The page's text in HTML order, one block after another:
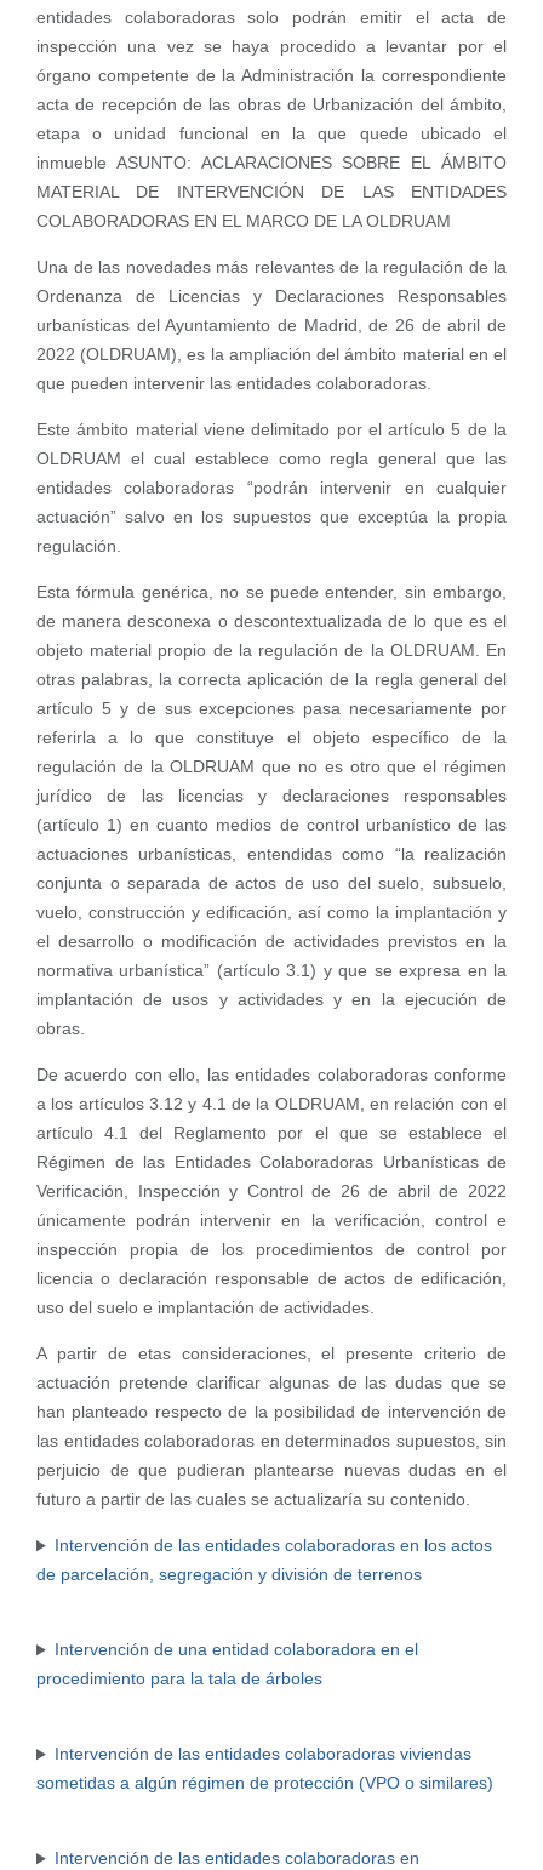
entidades colaboradoras solo podrán emitir el acta de
inspección una vez se haya procedido a levantar por el
órgano competente de la Administración la correspondiente
acta de recepción de las obras de Urbanización del ámbito,
etapa o unidad funcional en la que quede ubicado el
inmueble ASUNTO: ACLARACIONES SOBRE EL ÁMBITO
MATERIAL DE INTERVENCIÓN DE LAS ENTIDADES
COLABORADORAS EN EL MARCO DE LA OLDRUAM
Una de las novedades más relevantes de la regulación de la
Ordenanza de Licencias y Declaraciones Responsables
urbanísticas del Ayuntamiento de Madrid, de 26 de abril de
2022 (OLDRUAM), es la ampliación del ámbito material en el
que pueden intervenir las entidades colaboradoras.
Este ámbito material viene delimitado por el artículo 5 de la
OLDRUAM el cual establece como regla general que las
entidades colaboradoras “podrán intervenir en cualquier
actuación” salvo en los supuestos que exceptúa la propia
regulación.
Esta fórmula genérica, no se puede entender, sin embargo,
de manera desconexa o descontextualizada de lo que es el
objeto material propio de la regulación de la OLDRUAM. En
otras palabras, la correcta aplicación de la regla general del
artículo 5 y de sus excepciones pasa necesariamente por
referirla a lo que constituye el objeto específico de la
regulación de la OLDRUAM que no es otro que el régimen
jurídico de las licencias y declaraciones responsables
(artículo 1) en cuanto medios de control urbanístico de las
actuaciones urbanísticas, entendidas como “la realización
conjunta o separada de actos de uso del suelo, subsuelo,
vuelo, construcción y edificación, así como la implantación y
el desarrollo o modificación de actividades previstos en la
normativa urbanística” (artículo 3.1) y que se expresa en la
implantación de usos y actividades y en la ejecución de
obras.
De acuerdo con ello, las entidades colaboradoras conforme
a los artículos 3.12 y 4.1 de la OLDRUAM, en relación con el
artículo 4.1 del Reglamento por el que se establece el
Régimen de las Entidades Colaboradoras Urbanísticas de
Verificación, Inspección y Control de 26 de abril de 2022
únicamente podrán intervenir en la verificación, control e
inspección propia de los procedimientos de control por
licencia o declaración responsable de actos de edificación,
uso del suelo e implantación de actividades.
A partir de etas consideraciones, el presente criterio de
actuación pretende clarificar algunas de las dudas que se
han planteado respecto de la posibilidad de intervención de
las entidades colaboradoras en determinados supuestos, sin
perjuicio de que pudieran plantearse nuevas dudas en el
futuro a partir de las cuales se actualizaría su contenido.
Intervención de las entidades colaboradoras en los actos
de parcelación, segregación y división de terrenos
Intervención de una entidad colaboradora en el
procedimiento para la tala de árboles
Intervención de las entidades colaboradoras viviendas
sometidas a algún régimen de protección (VPO o similares)
Intervención de las entidades colaboradoras en